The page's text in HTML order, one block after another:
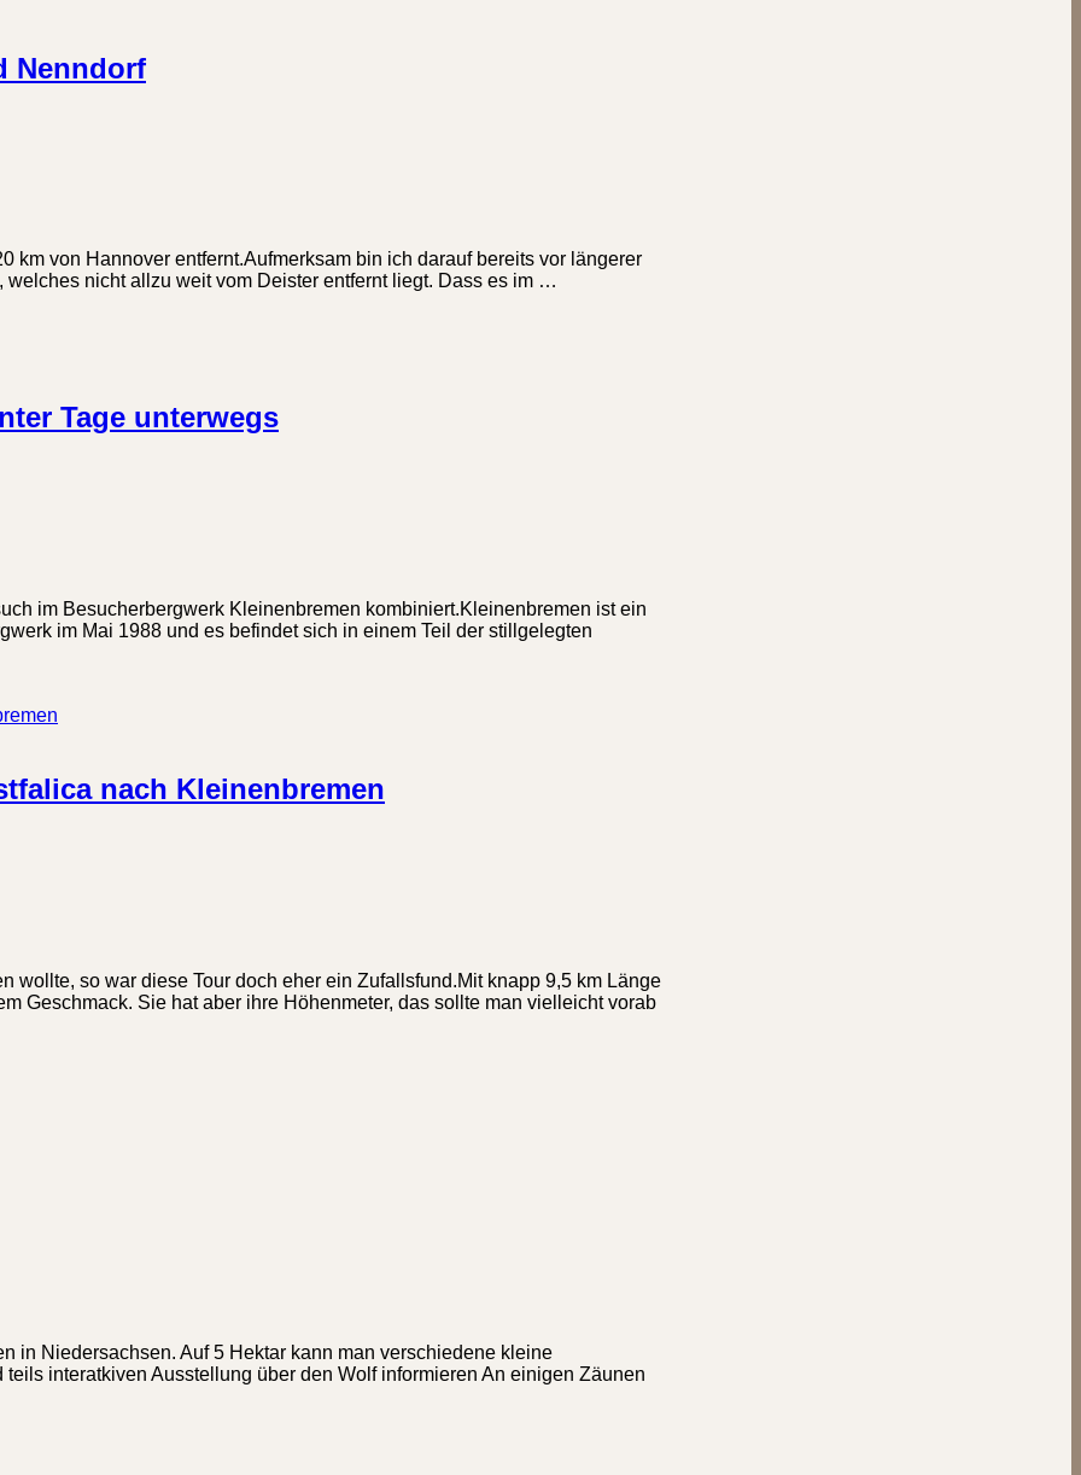
Nenndorf
km von Hannover entfernt.Aufmerksam bin ich darauf bereits vor längerer
nicht allzu weit vom Deister entfernt liegt. Dass es im …
Tage unterwegs
im Besucherbergwerk Kleinenbremen kombiniert.Kleinenbremen ist ein
im Mai 1988 und es befindet sich in einem Teil der stillgelegten
nach Kleinenbremen
so war diese Tour doch eher ein Zufallsfund.Mit knapp 9,5 km Länge
Geschmack. Sie hat aber ihre Höhenmeter, das sollte man vielleicht vorab
in Niedersachsen. Auf 5 Hektar kann man verschiedene kleine
interatkiven Ausstellung über den Wolf informieren An einigen Zäunen